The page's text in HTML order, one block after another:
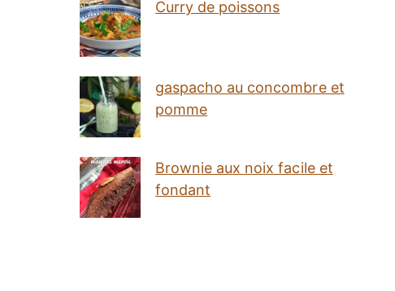
Curry de poissons
gaspacho au concombre et
pomme
Brownie aux noix facile et
fondant